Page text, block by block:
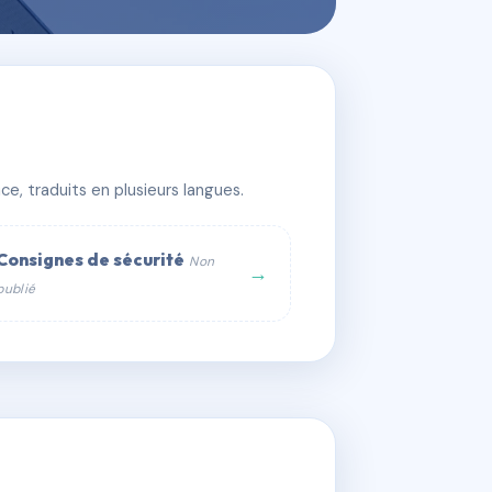
traduits en plusieurs langues.
de sécurité Non
→